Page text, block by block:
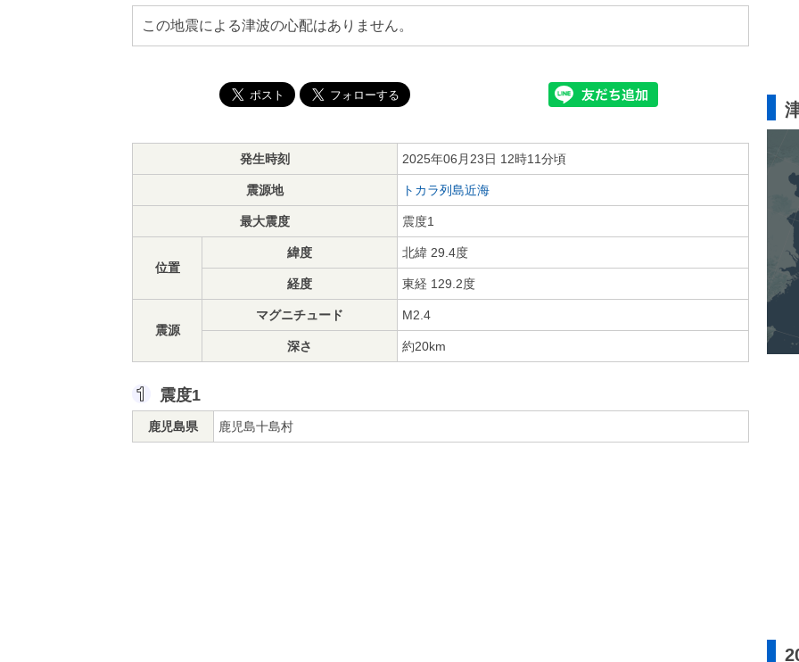
この地震による津波の心配はありません。
発生時刻 2025年06月23日 12時11分頃
震源地 トカラ列島近海
最大震度 震度1
位置
緯度 北緯 29.4度
経度 東経 129.2度
震源
マグニチュード M2.4
深さ 約20km
震度1
鹿児島県 鹿児島十島村